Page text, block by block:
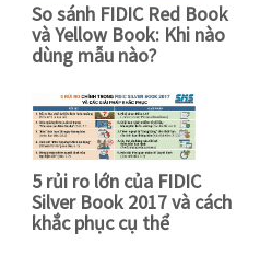
So sánh FIDIC Red Book
và Yellow Book: Khi nào
dùng mẫu nào?
5 rủi ro lớn của FIDIC
Silver Book 2017 và cách
khắc phục cụ thể